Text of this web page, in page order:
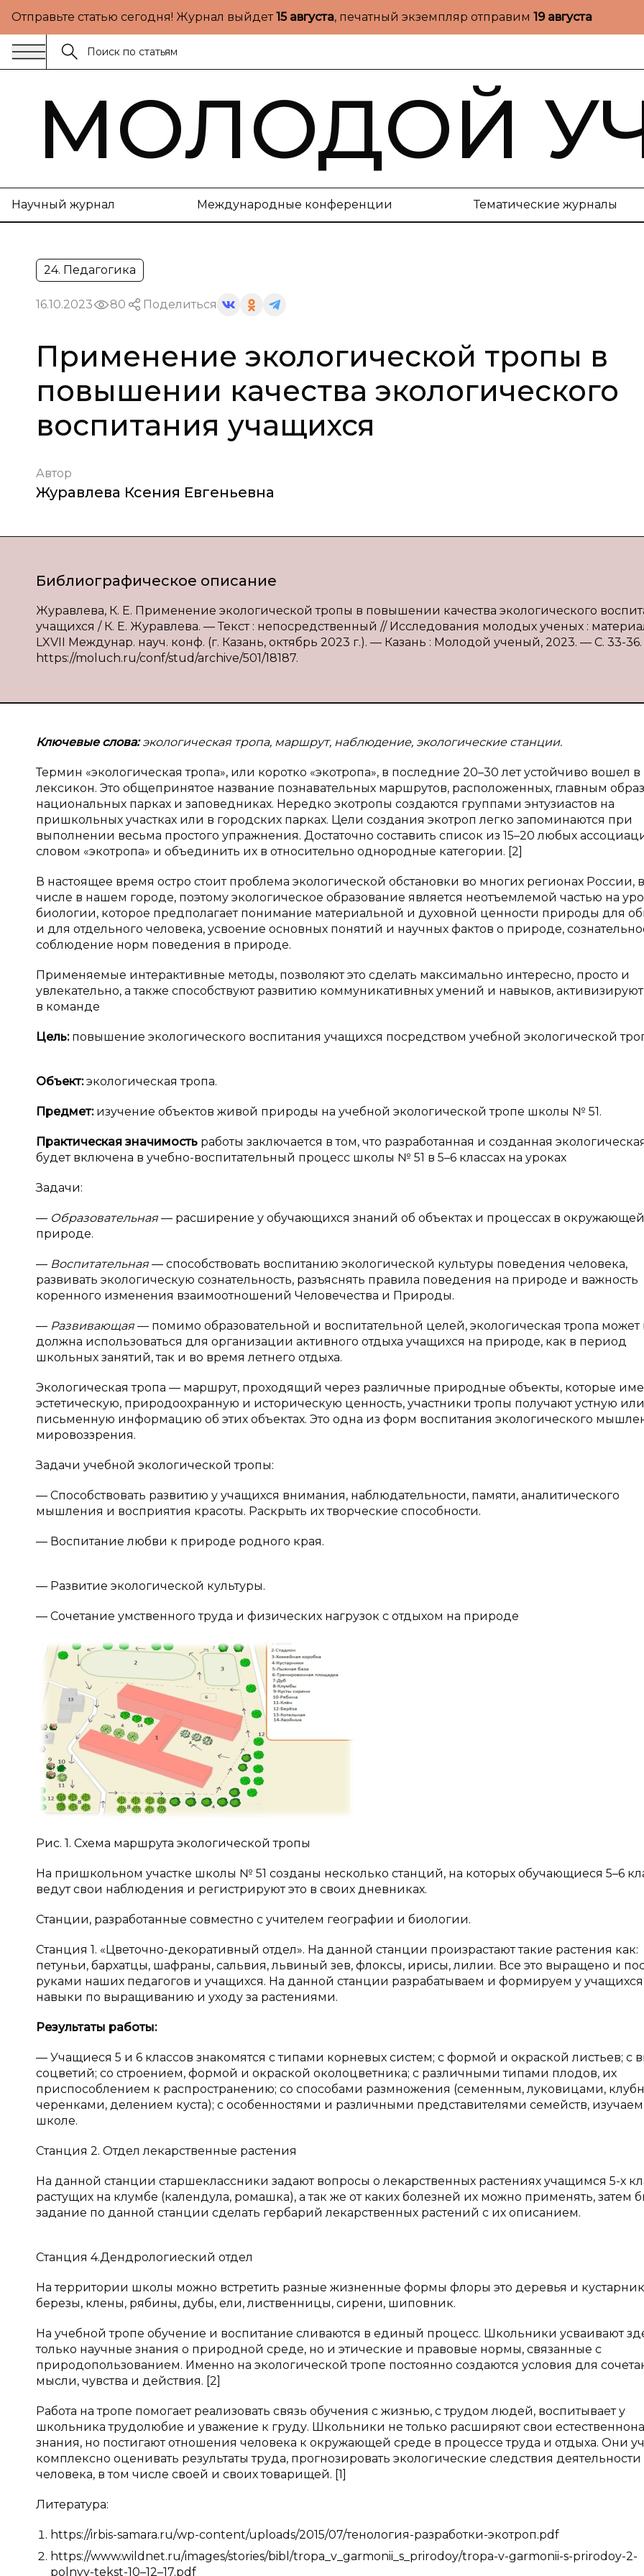
Отправьте статью сегодня! Журнал выйдет15 августа, печатный экземпляр отправим 19 августа
МОЛОДОЙ
Научный журнал Международные конференции Тематические журналы
24. Педагогика
16.10.2023 80 Поделиться
Применение экологической тропы в
повышении качества экологического
воспитания учащихся
Автор
Журавлева Ксения Евгеньевна
Библиографическое описание
Журавлева, К. Е. Применение экологической тропы в повышении качества экологического
учащихся / К. Е. Журавлева. — Текст : непосредственный // Исследования молодых ученых :
LXVII Междунар. науч. конф. (г. Казань, октябрь 2023 г.). — Казань : Молодой ученый, 2023. — С. 33-
https://moluch.ru/conf/stud/archive/501/18187.
Ключевые слова:экологическая тропа, маршрут, наблюдение, экологические станции.
Термин «экологическая тропа», или коротко «экотропа», в последние 20–30 лет устойчиво вошел
лексикон. Это общепринятое название познавательных маршрутов, расположенных, главным
национальных парках и заповедниках. Нередко экотропы создаются группами энтузиастов на
пришкольных участках или в городских парках. Цели создания экотроп легко запоминаются при
выполнении весьма простого упражнения. Достаточно составить список из 15–20 любых
словом «экотропа» и объединить их в относительно однородные категории. [2]
В настоящее время остро стоит проблема экологической обстановки во многих регионах России,
числе в нашем городе, поэтому экологическое образование является неотъемлемой частью на
биологии, которое предполагает понимание материальной и духовной ценности природы для
и для отдельного человека, усвоение основных понятий и научных фактов о природе,
соблюдение норм поведения в природе.
Применяемые интерактивные методы, позволяют это сделать максимально интересно, просто и
увлекательно, а также способствуют развитию коммуникативных умений и навыков, активизируют
в команде
Цель: повышение экологического воспитания учащихся посредством учебной экологической
Объект:экологическая тропа.
Предмет: изучение объектов живой природы на учебной экологической тропе школы № 51.
Практическая значимость работы заключается в том, что разработанная и созданная
будет включена в учебно-воспитательный процесс школы № 51 в 5–6 классах на уроках
Задачи:
— Образовательная — расширение у обучающихся знаний об объектах и процессах в
природе.
— Воспитательная — способствовать воспитанию экологической культуры поведения человека,
развивать экологическую сознательность, разъяснять правила поведения на природе и важность
коренного изменения взаимоотношений Человечества и Природы.
— Развивающая — помимо образовательной и воспитательной целей, экологическая тропа может
должна использоваться для организации активного отдыха учащихся на природе, как в период
школьных занятий, так и во время летнего отдыха.
Экологическая тропа — маршрут, проходящий через различные природные объекты, которые
эстетическую, природоохранную и историческую ценность, участники тропы получают устную или
письменную информацию об этих объектах. Это одна из форм воспитания экологического
мировоззрения.
Задачи учебной экологической тропы:
— Способствовать развитию у учащихся внимания, наблюдательности, памяти, аналитического
мышления и восприятия красоты. Раскрыть их творческие способности.
— Воспитание любви к природе родного края.
— Развитие экологической культуры.
— Сочетание умственного труда и физических нагрузок с отдыхом на природе
Рис. 1. Схема маршрута экологической тропы
На пришкольном участке школы № 51 созданы несколько станций, на которых обучающиеся 5–6
ведут свои наблюдения и регистрируют это в своих дневниках.
Станции, разработанные совместно с учителем географии и биологии.
Станция 1. «Цветочно-декоративный отдел». На данной станции произрастают такие растения как:
петуньи, бархатцы, шафраны, сальвия, львиный зев, флоксы, ирисы, лилии. Все это выращено и
руками наших педагогов и учащихся. На данной станции разрабатываем и формируем у учащихся
навыки по выращиванию и уходу за растениями.
Результаты работы:
— Учащиеся 5 и 6 классов знакомятся с типами корневых систем; с формой и окраской листьев; с
соцветий; со строением, формой и окраской околоцветника; с различными типами плодов, их
приспособлением к распространению; со способами размножения (семенным, луковицами,
черенками, делением куста); с особенностями и различными представителями семейств,
школе.
Станция 2. Отдел лекарственные растения
На данной станции старшеклассники задают вопросы о лекарственных растениях учащимся 5-х
растущих на клумбе (календула, ромашка), а так же от каких болезней их можно применять, затем
задание по данной станции сделать гербарий лекарственных растений с их описанием.
Станция 4.Дендрологиеский отдел
На территории школы можно встретить разные жизненные формы флоры это деревья и
березы, клены, рябины, дубы, ели, лиственницы, сирени, шиповник.
На учебной тропе обучение и воспитание сливаются в единый процесс. Школьники усваивают
только научные знания о природной среде, но и этические и правовые нормы, связанные с
природопользованием. Именно на экологической тропе постоянно создаются условия для
мысли, чувства и действия. [2]
Работа на тропе помогает реализовать связь обучения с жизнью, с трудом людей, воспитывает у
школьника трудолюбие и уважение к груду. Школьники не только расширяют свои
знания, но постигают отношения человека к окружающей среде в процессе труда и отдыха. Они
комплексно оценивать результаты труда, прогнозировать экологические следствия деятельности
человека, в том числе своей и своих товарищей. [1]
Литература:
https://irbis-samara.ru/wp-content/uploads/2015/07/тенология-разработки-экотроп.pdf
https://www.wildnet.ru/images/stories/bibl/tropa_v_garmonii_s_prirodoy/tropa-v-garmonii-s-prirodoy-2-
polnyy-tekst-10–12–17.pdf